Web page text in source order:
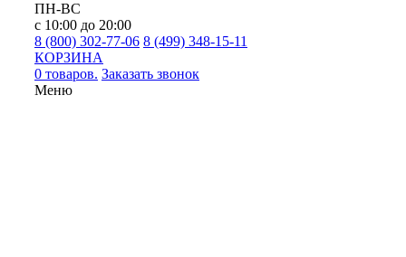
ПН-ВС
с 10:00 до 20:00
8 (800) 302-77-06 8 (499) 348-15-11
КОРЗИНА
0 товаров. Заказать звонок
Меню